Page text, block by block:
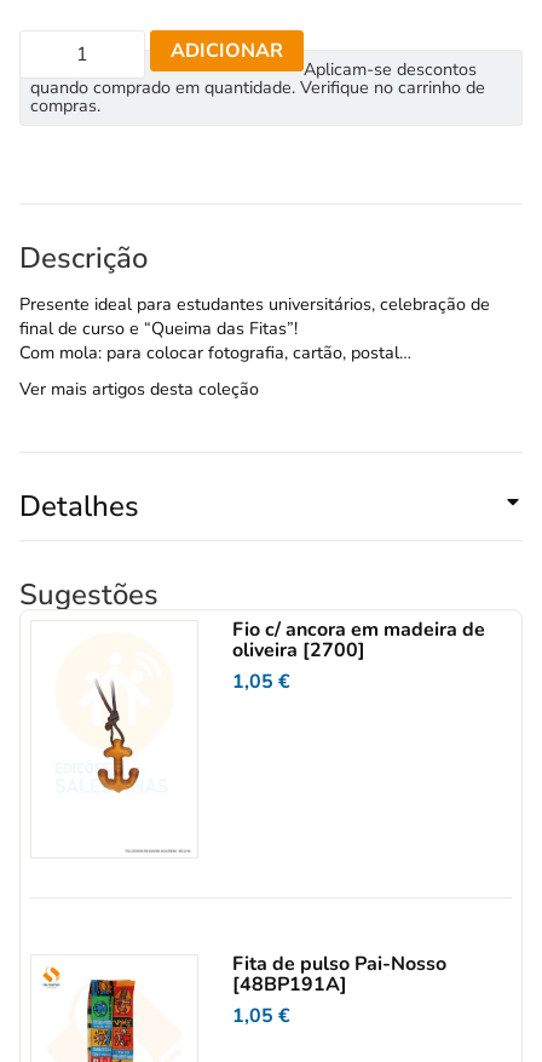
ADICIONAR
Aplicam-se descontos
quando comprado em quantidade. Verifique no carrinho de
compras.
Descrição
Presente ideal para estudantes universitários, celebração de
final de curso e “Queima das Fitas”!
Com mola: para colocar fotografia, cartão, postal…
Ver mais artigos desta coleção
Detalhes
Sugestões
Fio c/ ancora em madeira de
oliveira [2700]
1,05€
Fita de pulso Pai-Nosso
[48BP191A]
1,05€